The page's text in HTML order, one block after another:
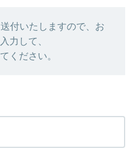
付いたしますので、お
力して、
ください。